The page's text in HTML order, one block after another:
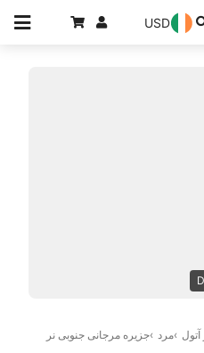
USD
مرد جزیره مرجانی جنوبی نر